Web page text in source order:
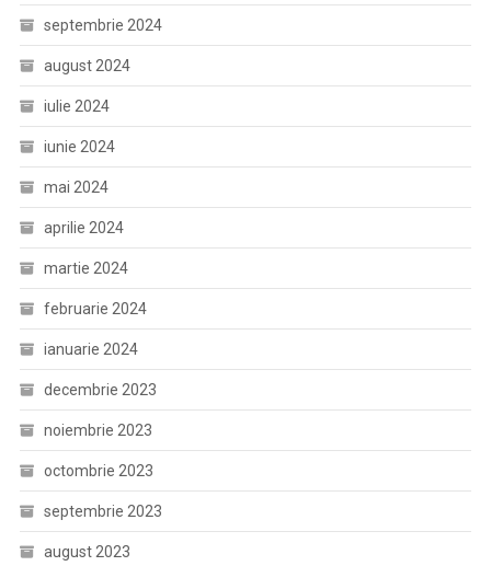
septembrie 2024
august 2024
iulie 2024
iunie 2024
mai 2024
aprilie 2024
martie 2024
februarie 2024
ianuarie 2024
decembrie 2023
noiembrie 2023
octombrie 2023
septembrie 2023
august 2023